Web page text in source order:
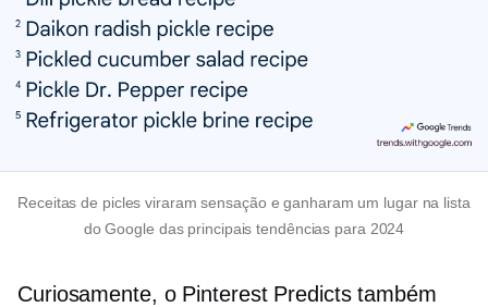
Receitas de picles viraram sensação e ganharam um lugar na lista
do Google das principais tendências para 2024
Curiosamente, o Pinterest Predicts também